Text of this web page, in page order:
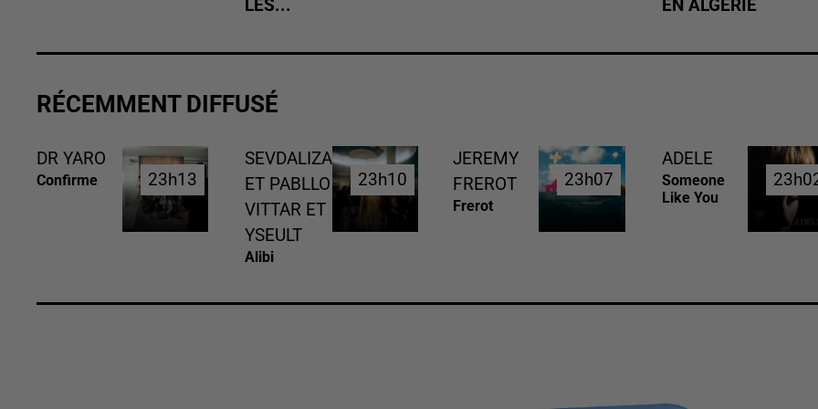
LES... EN ALGÉRIE
RÉCEMMENT DIFFUSÉ
DR YARO
Confirme 23h13
23h13
SEVDALIZA
ET PABLLO
VITTAR ET
YSEULT
Alibi
23h10
23h10
JEREMY
FREROT
Frerot
23h07
23h07
ADELE
Someone
Like You